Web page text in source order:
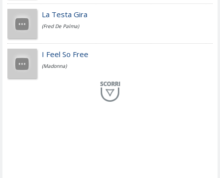
Fedez
Simone Cristicchi
La Testa Gira
(Fred De Palma)
I Feel So Free
(Madonna)